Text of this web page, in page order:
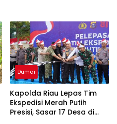
Dumai
Kapolda Riau Lepas Tim
Ekspedisi Merah Putih
Presisi, Sasar 17 Desa di